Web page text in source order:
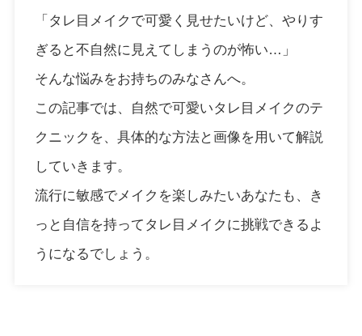
「タレ目メイクで可愛く見せたいけど、やりす
ぎると不自然に見えてしまうのが怖い…」
そんな悩みをお持ちのみなさんへ。
この記事では、自然で可愛いタレ目メイクのテ
クニックを、具体的な方法と画像を用いて解説
していきます。
流行に敏感でメイクを楽しみたいあなたも、き
っと自信を持ってタレ目メイクに挑戦できるよ
うになるでしょう。